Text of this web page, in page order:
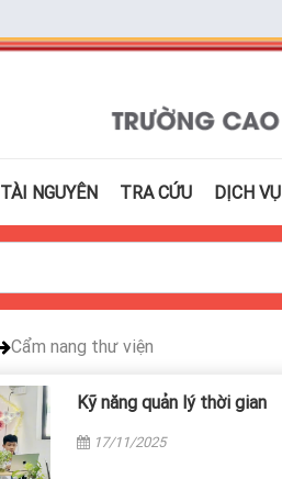
TÀI NGUYÊN TRA CỨU DỊCH VỤ
Cẩm nang thư viện
Kỹ năng quản lý thời gian
17/11/2025